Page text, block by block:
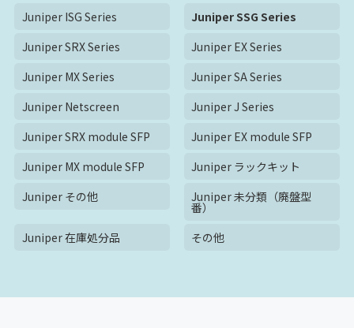
Juniper ISG Series
Juniper SSG Series
Juniper SRX Series
Juniper EX Series
Juniper MX Series
Juniper SA Series
Juniper Netscreen
Juniper J Series
Juniper SRX module SFP
Juniper EX module SFP
Juniper MX module SFP
Juniper ラックキット
Juniper その他
Juniper 未分類（廃盤型
番）
Juniper 在庫処分品
その他